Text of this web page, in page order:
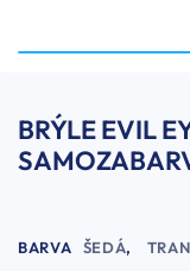
BRÝLE EVIL
BARVA ŠEDÁ,